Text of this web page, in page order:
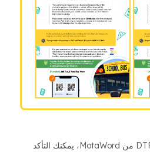
من خلال استخدام خدمات DTP من MotaWord، يمكنك التأكد